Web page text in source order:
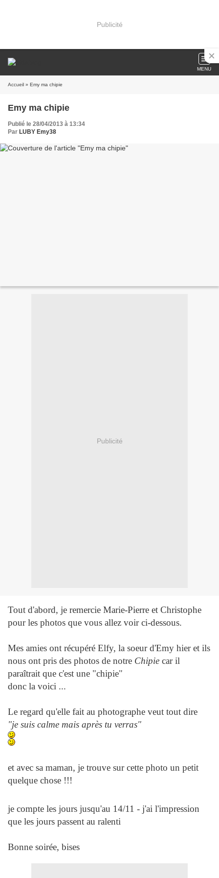
Publicité
MENU
Accueil » Emy ma chipie
Emy ma chipie
Publié le 28/04/2013 à 13:34
Par LUBY Emy38
Publicité
Tout d'abord, je remercie Marie-Pierre et Christophe
pour les photos que vous allez voir ci-dessous.
Mes amies ont récupéré Elfy, la soeur d'Emy hier et ils
nous ont pris des photos de notre Chipie car il
paraîtrait que c'est une "chipie"
donc la voici ...
Le regard qu'elle fait au photographe veut tout dire
"je suis calme mais après tu verras"
et avec sa maman, je trouve sur cette photo un petit
quelque chose !!!
je compte les jours jusqu'au 14/11 - j'ai l'impression
que les jours passent au ralenti
Bonne soirée, bises